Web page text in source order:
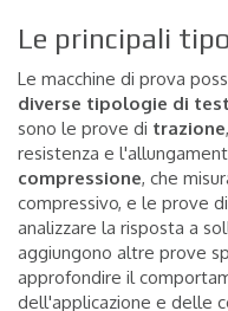
Le principali
Le macchine di prova
diverse tipologie di
sono le prove di trazione
resistenza e
compressione, che
compressivo, e le prove di
analizzare la risposta a
aggiungono altre prove
approfondire il
dell'applicazione e delle